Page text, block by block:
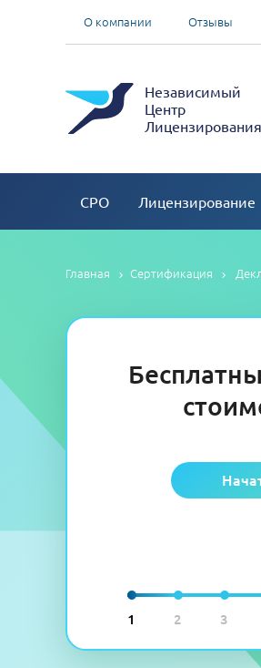
О компании Отзывы
Независимый
Центр
Лицензирования
СРО Лицензирование
Главная Сертификация
1 2 3